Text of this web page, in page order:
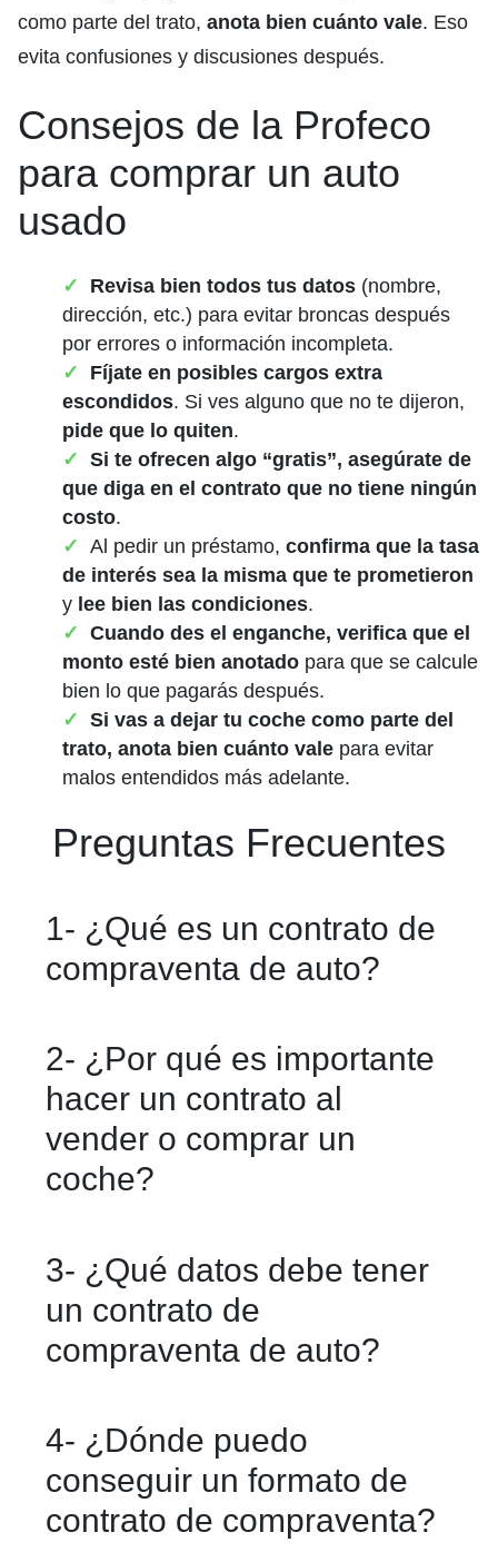
como parte del trato, anota bien cuánto vale. Eso
evita confusiones y discusiones después.
Consejos de la Profeco
para comprar un auto
usado
Revisa bien todos tus datos (nombre,
dirección, etc.) para evitar broncas después
por errores o información incompleta.
Fíjate en posibles cargos extra
escondidos. Si ves alguno que no te dijeron,
pide que lo quiten.
Si te ofrecen algo “gratis”, asegúrate de
que diga en el contrato que no tiene ningún
costo.
Al pedir un préstamo, confirma que la tasa
de interés sea la misma que te prometieron
y lee bien las condiciones.
Cuando des el enganche, verifica que el
monto esté bien anotado para que se calcule
bien lo que pagarás después.
Si vas a dejar tu coche como parte del
trato, anota bien cuánto vale para evitar
malos entendidos más adelante.
Preguntas Frecuentes
1- ¿Qué es un contrato de
compraventa de auto?
que un coche fue vendido. Incluye los
datos del vendedor y comprador, el
precio, las condiciones y el estado del
vehículo.
2- ¿Por qué es importante
hacer un contrato al
vender o comprar un
coche?
como prueba legal de la venta y evita
problemas si hay fallas, adeudos o si
se pierde el coche.
3- ¿Qué datos debe tener
un contrato de
compraventa de auto?
ambas partes, la descripción del auto
(marca, modelo, placas, NIV), precio,
forma de pago, fecha y firmas.
4- ¿Dónde puedo
conseguir un formato de
contrato de compraventa?